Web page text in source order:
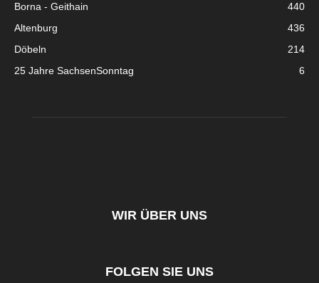
Borna - Geithain
440
Altenburg
436
Döbeln
214
25 Jahre SachsenSonntag
6
WIR ÜBER UNS
FOLGEN SIE UNS